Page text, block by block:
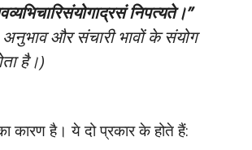
निपत्यते।”
अनुभाव और संचारी भावों के संयोग
है।)
कारण है। ये दो प्रकार के होते हैं: